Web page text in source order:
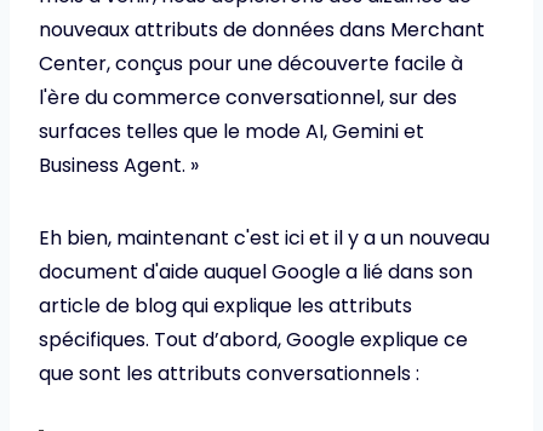
nouveaux attributs de données dans Merchant
Center, conçus pour une découverte facile à
l'ère du commerce conversationnel, sur des
surfaces telles que le mode AI, Gemini et
Business Agent. »
Eh bien, maintenant c'est ici et il y a un nouveau
document d'aide auquel Google a lié dans son
article de blog qui explique les attributs
spécifiques. Tout d’abord, Google explique ce
que sont les attributs conversationnels :